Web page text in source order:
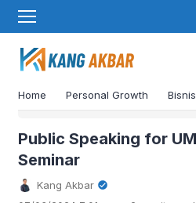
Home Personal Growth
Public Speaking for
Seminar
Kang Akbar